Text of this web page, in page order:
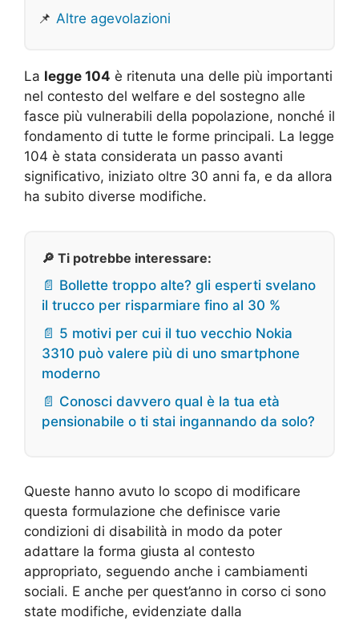
📌 Altre agevolazioni
La legge 104 è ritenuta una delle più importanti
nel contesto del welfare e del sostegno alle
fasce più vulnerabili della popolazione, nonché il
fondamento di tutte le forme principali. La legge
104 è stata considerata un passo avanti
significativo, iniziato oltre 30 anni fa, e da allora
ha subito diverse modifiche.
🔎 Ti potrebbe interessare:
📄 Bollette troppo alte? gli esperti svelano
il trucco per risparmiare fino al 30 %
📄 5 motivi per cui il tuo vecchio Nokia
3310 può valere più di uno smartphone
moderno
📄 Conosci davvero qual è la tua età
pensionabile o ti stai ingannando da solo?
Queste hanno avuto lo scopo di modificare
questa formulazione che definisce varie
condizioni di disabilità in modo da poter
adattare la forma giusta al contesto
appropriato, seguendo anche i cambiamenti
sociali. E anche per quest’anno in corso ci sono
state modifiche, evidenziate dalla